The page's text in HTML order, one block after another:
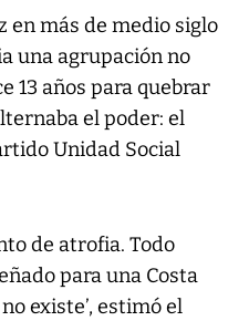
en más de medio siglo
una agrupación no
13 años para quebrar
el poder: el
Unidad Social
de atrofia. Todo
para una Costa
existe’, estimó el